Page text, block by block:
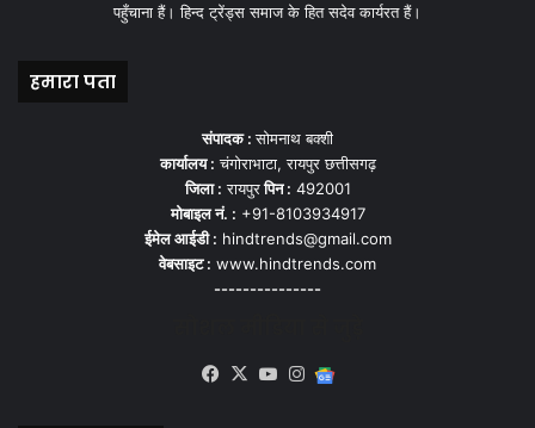
पहुँचाना हैं। हिन्द ट्रेंड्स समाज के हित सदेव कार्यरत हैं।
हमारा पता
संपादक :सोमनाथ बक्शी
कार्यालय : चंगोराभाटा, रायपुर छत्तीसगढ़
जिला : रायपुरपिन : 492001
मोबाइल नं. : +91-8103934917
ईमेल आईडी : hindtrends@gmail.com
वेबसाइट : www.hindtrends.com
---------------
Facebook
X YouTubeInstagram